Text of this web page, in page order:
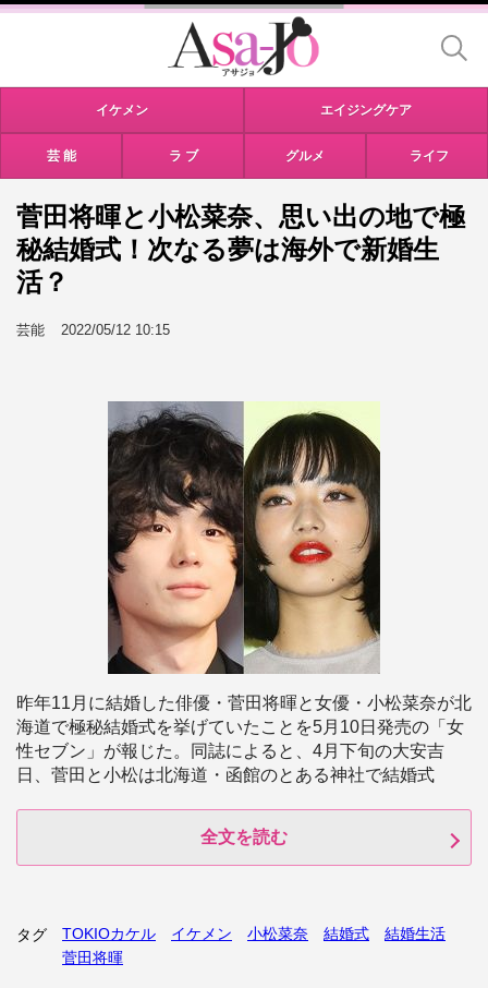
イケメン エイジングケア
芸 能 ラ ブ グルメ ライフ
菅田将暉と小松菜奈、思い出の地で極
秘結婚式！次なる夢は海外で新婚生
活？
芸能 2022/05/12 10:15
昨年11月に結婚した俳優・菅田将暉と女優・小松菜奈が北
海道で極秘結婚式を挙げていたことを5月10日発売の「女
性セブン」が報じた。同誌によると、4月下旬の大安吉
日、菅田と小松は北海道・函館のとある神社で結婚式
全文を読む
タグ TOKIOカケル イケメン 小松菜奈 結婚式
結婚生活
菅田将暉